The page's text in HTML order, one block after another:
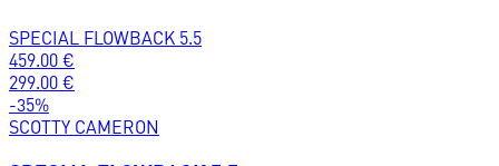
SPECIAL FLOWBACK 5.5
459.00 €
299.00 €
-35%
SCOTTY CAMERON